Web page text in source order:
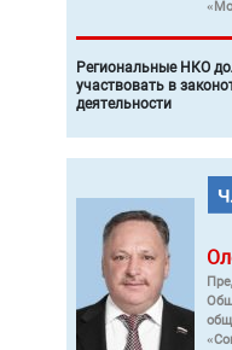
Региональные НКО
участвовать в
деятельности